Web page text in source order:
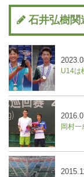
石井弘樹関
U14は柳宏優、
岡村一成